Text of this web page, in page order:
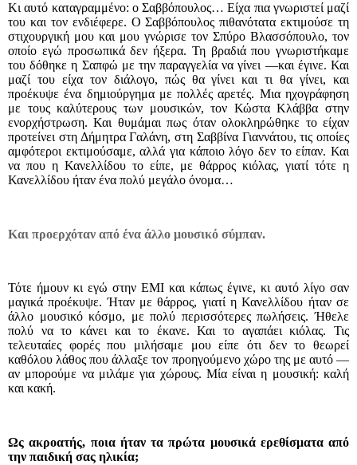
Κι αυτό καταγραμμένο: ο Σαββόπουλος… Είχα πια γνωριστεί μαζί
του και τον ενδιέφερε. Ο Σαββόπουλος πιθανότατα εκτιμούσε τη
στιχουργική μου και μου γνώρισε τον Σπύρο Βλασσόπουλο, τον
οποίο εγώ προσωπικά δεν ήξερα. Τη βραδιά που γνωριστήκαμε
του δόθηκε η Σαπφώ με την παραγγελία να γίνει —και έγινε. Και
μαζί του είχα τον διάλογο, πώς θα γίνει και τι θα γίνει, και
προέκυψε ένα δημιούργημα με πολλές αρετές. Μια ηχογράφηση
με τους καλύτερους των μουσικών, τον Κώστα Κλάββα στην
ενορχήστρωση. Και θυμάμαι πως όταν ολοκληρώθηκε το είχαν
προτείνει στη Δήμητρα Γαλάνη, στη Σαββίνα Γιαννάτου, τις οποίες
αμφότεροι εκτιμούσαμε, αλλά για κάποιο λόγο δεν το είπαν. Και
να που η Κανελλίδου το είπε, με θάρρος κιόλας, γιατί τότε η
Κανελλίδου ήταν ένα πολύ μεγάλο όνομα…
Και προερχόταν από ένα άλλο μουσικό σύμπαν.
Τότε ήμουν κι εγώ στην ΕΜΙ και κάπως έγινε, κι αυτό λίγο σαν
μαγικά προέκυψε. Ήταν με θάρρος, γιατί η Κανελλίδου ήταν σε
άλλο μουσικό κόσμο, με πολύ περισσότερες πωλήσεις. Ήθελε
πολύ να το κάνει και το έκανε. Και το αγαπάει κιόλας. Τις
τελευταίες φορές που μιλήσαμε μου είπε ότι δεν το θεωρεί
καθόλου λάθος που άλλαξε τον προηγούμενο χώρο της με αυτό —
αν μπορούμε να μιλάμε για χώρους. Μία είναι η μουσική: καλή
και κακή.
Ως ακροατής, ποια ήταν τα πρώτα μουσικά ερεθίσματα από
την παιδική σας ηλικία;